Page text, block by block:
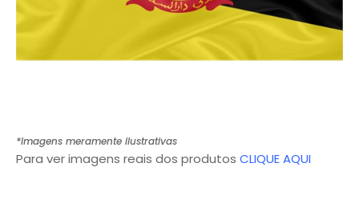
*Imagens meramente ilustrativas
Para ver imagens reais dos produtos CLIQUE AQUI